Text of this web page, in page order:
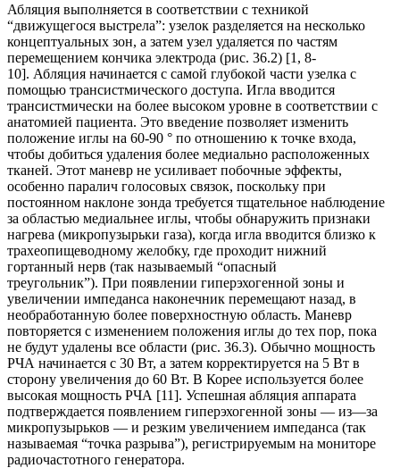
Абляция выполняется в соответствии с техникой
“движущегося выстрела”: узелок разделяется на несколько
концептуальных зон, а затем узел удаляется по частям
перемещением кончика электрода (рис. 36.2) [1, 8-
10]. Абляция начинается с самой глубокой части узелка с
помощью трансистмического доступа. Игла вводится
трансистмически на более высоком уровне в соответствии с
анатомией пациента. Это введение позволяет изменить
положение иглы на 60-90 ° по отношению к точке входа,
чтобы добиться удаления более медиально расположенных
тканей. Этот маневр не усиливает побочные эффекты,
особенно паралич голосовых связок, поскольку при
постоянном наклоне зонда требуется тщательное наблюдение
за областью медиальнее иглы, чтобы обнаружить признаки
нагрева (микропузырьки газа), когда игла вводится близко к
трахеопищеводному желобку, где проходит нижний
гортанный нерв (так называемый “опасный
треугольник”). При появлении гиперэхогенной зоны и
увеличении импеданса наконечник перемещают назад, в
необработанную более поверхностную область. Маневр
повторяется с изменением положения иглы до тех пор, пока
не будут удалены все области (рис. 36.3). Обычно мощность
РЧА начинается с 30 Вт, а затем корректируется на 5 Вт в
сторону увеличения до 60 Вт. В Корее используется более
высокая мощность РЧА [11]. Успешная абляция аппарата
подтверждается появлением гиперэхогенной зоны — из—за
микропузырьков — и резким увеличением импеданса (так
называемая “точка разрыва”), регистрируемым на мониторе
радиочастотного генератора.